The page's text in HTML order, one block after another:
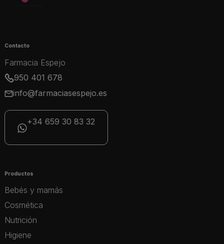
Contacto
Farmacia Espejo
950 401 678
info@farmaciasespejo.es
+34 659 30 83 32
Productos
Bebés y mamás
Cosmética
Nutrición
Higiene